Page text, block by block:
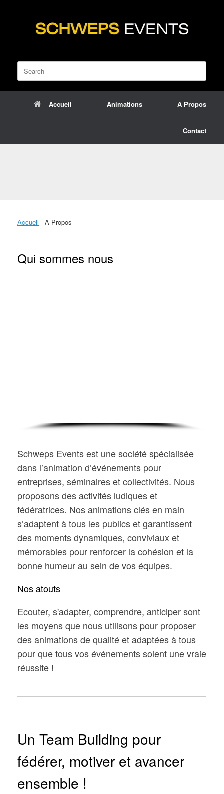
Search
for:
Accueil Animations A Propos
Contact
Accueil - A Propos
Qui sommes nous
Schweps Events est une société spécialisée
dans l’animation d’événements pour
entreprises, séminaires et collectivités. Nous
proposons des activités ludiques et
fédératrices. Nos animations clés en main
s’adaptent à tous les publics et garantissent
des moments dynamiques, conviviaux et
mémorables pour renforcer la cohésion et la
bonne humeur au sein de vos équipes.
Nos atouts
Ecouter, s'adapter, comprendre, anticiper sont
les moyens que nous utilisons pour proposer
des animations de qualité et adaptées à tous
pour que tous vos événements soient une vraie
réussite !
Un Team Building pour
fédérer, motiver et avancer
ensemble !